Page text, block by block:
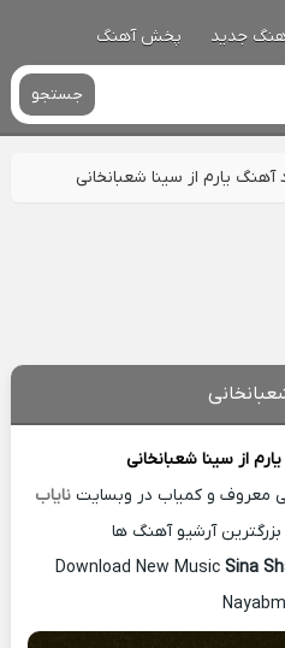
جدید پخش آهنگ
جستجو
آهنگ یارم از سینا شعبانخانی
یارم ازسینا شعبانخانی
معروف و کمیاب در وبسایت نایاب
آرشیو آهنگ ها
Download New Music Sina